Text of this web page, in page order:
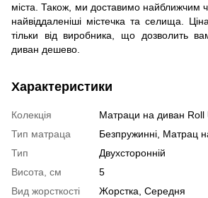
міста. Також, ми доставимо найближчим
найвіддаленіші містечка та селища.
тільки від виробника, що дозволить
диван дешево.
Характеристики
Колекція
Матраци на диван Roll
Тип матраца
Безпружинні, Матрац
Тип
Двухсторонній
Висота, см
5
Вид жорсткості
Жорстка, Середня